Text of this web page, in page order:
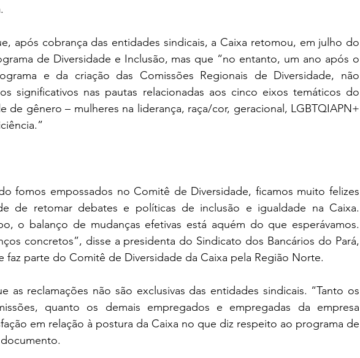
após cobrança das entidades sindicais, a Caixa retomou, em julho do
de Diversidade e Inclusão, mas que “no entanto, um ano após o
e da criação das Comissões Regionais de Diversidade, não
significativos nas pautas relacionadas aos cinco eixos temáticos do
de gênero – mulheres na liderança, raça/cor, geracional, LGBTQIAPN+
fomos empossados no Comitê de Diversidade, ficamos muito felizes
de retomar debates e políticas de inclusão e igualdade na Caixa.
o balanço de mudanças efetivas está aquém do que esperávamos.
concretos”, disse a presidenta do Sindicato dos Bancários do Pará,
faz parte do Comitê de Diversidade da Caixa pela Região Norte.
as reclamações não são exclusivas das entidades sindicais. “Tanto os
quanto os demais empregados e empregadas da empresa
em relação à postura da Caixa no que diz respeito ao programa de